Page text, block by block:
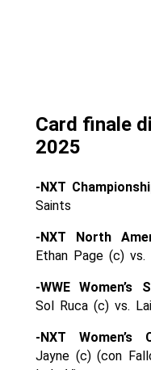
Card finale
2025
-NXT
Saints
-NXT North
Ethan Page (c) vs.
-WWE Women’s
Sol Ruca (c) vs.
-NXT Women’s
Jayne (c) (con